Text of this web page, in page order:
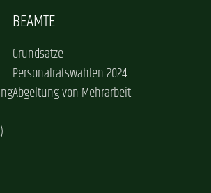
BEAMTE
Grundsätze
Personalratswahlen 2024
Abgeltung von Mehrarbeit